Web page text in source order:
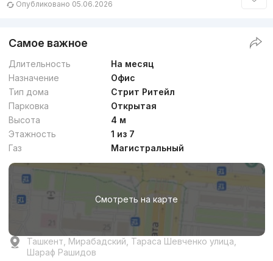
Опубликовано 05.06.2026
Самое важное
Длительность
На месяц
Назначение
Офис
Тип дома
Стрит Ритейл
Парковка
Открытая
Высота
4 м
Этажность
1 из 7
Газ
Магистральный
Смотреть на карте
Ташкент, Мирабадский, Тараса Шевченко улица,
Шараф Рашидов